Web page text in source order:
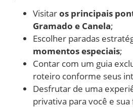
Visitaros principais
Gramado e Canela;
Escolher paradas
momentos especiais;
Contar com um guia
roteiro conforme seus
Desfrutar de uma
privativa para você e sua